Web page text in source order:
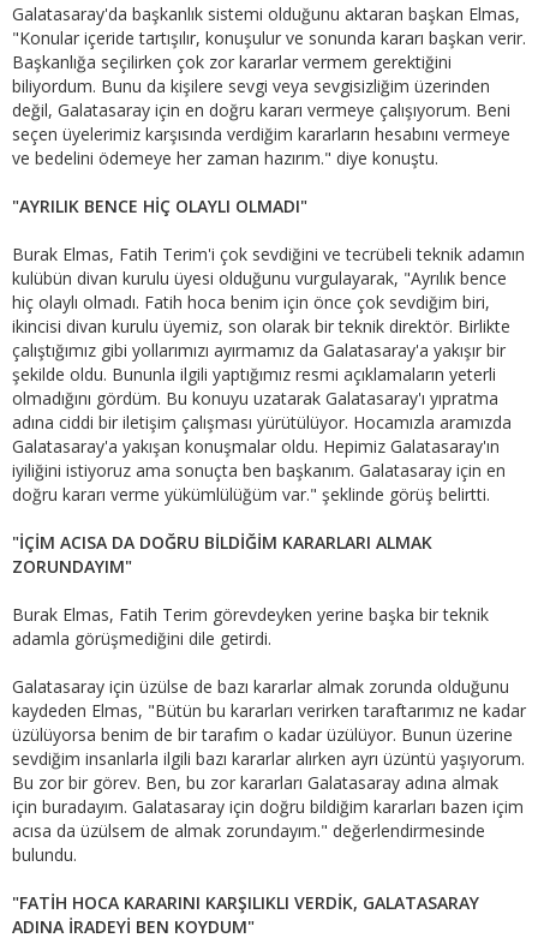
Galatasaray'da başkanlık sistemi olduğunu aktaran başkan Elmas,
"Konular içeride tartışılır, konuşulur ve sonunda kararı başkan verir.
Başkanlığa seçilirken çok zor kararlar vermem gerektiğini
biliyordum. Bunu da kişilere sevgi veya sevgisizliğim üzerinden
değil, Galatasaray için en doğru kararı vermeye çalışıyorum. Beni
seçen üyelerimiz karşısında verdiğim kararların hesabını vermeye
ve bedelini ödemeye her zaman hazırım." diye konuştu.
"AYRILIK BENCE HİÇ OLAYLI OLMADI"
Burak Elmas, Fatih Terim'i çok sevdiğini ve tecrübeli teknik adamın
kulübün divan kurulu üyesi olduğunu vurgulayarak, "Ayrılık bence
hiç olaylı olmadı. Fatih hoca benim için önce çok sevdiğim biri,
ikincisi divan kurulu üyemiz, son olarak bir teknik direktör. Birlikte
çalıştığımız gibi yollarımızı ayırmamız da Galatasaray'a yakışır bir
şekilde oldu. Bununla ilgili yaptığımız resmi açıklamaların yeterli
olmadığını gördüm. Bu konuyu uzatarak Galatasaray'ı yıpratma
adına ciddi bir iletişim çalışması yürütülüyor. Hocamızla aramızda
Galatasaray'a yakışan konuşmalar oldu. Hepimiz Galatasaray'ın
iyiliğini istiyoruz ama sonuçta ben başkanım. Galatasaray için en
doğru kararı verme yükümlülüğüm var." şeklinde görüş belirtti.
"İÇİM ACISA DA DOĞRU BİLDİĞİM KARARLARI ALMAK
ZORUNDAYIM"
Burak Elmas, Fatih Terim görevdeyken yerine başka bir teknik
adamla görüşmediğini dile getirdi.
Galatasaray için üzülse de bazı kararlar almak zorunda olduğunu
kaydeden Elmas, "Bütün bu kararları verirken taraftarımız ne kadar
üzülüyorsa benim de bir tarafım o kadar üzülüyor. Bunun üzerine
sevdiğim insanlarla ilgili bazı kararlar alırken ayrı üzüntü yaşıyorum.
Bu zor bir görev. Ben, bu zor kararları Galatasaray adına almak
için buradayım. Galatasaray için doğru bildiğim kararları bazen içim
acısa da üzülsem de almak zorundayım." değerlendirmesinde
bulundu.
"FATİH HOCA KARARINI KARŞILIKLI VERDİK, GALATASARAY
ADINA İRADEYİ BEN KOYDUM"